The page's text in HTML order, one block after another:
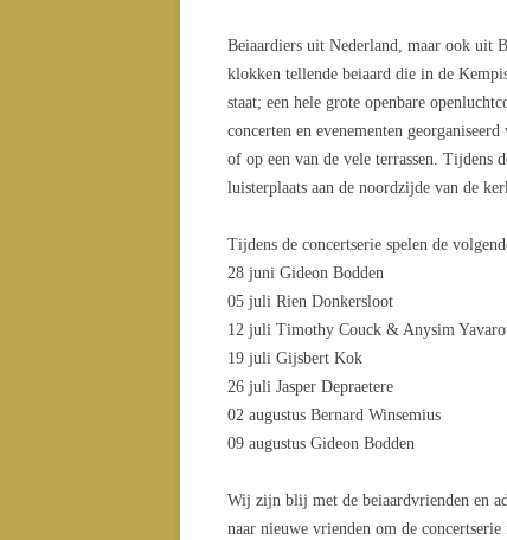
Beiaardiers uit Nederland, maar ook uit
klokken tellende beiaard die in de
staat; een hele grote openbare
concerten en evenementen
of op een van de vele terrassen. Tijdens
luisterplaats aan de noordzijde van de
Tijdens de concertserie spelen de
28 juni Gideon Bodden
05 juli Rien Donkersloot
12 juli Timothy Couck & Anysim
19 juli Gijsbert Kok
26 juli Jasper Depraetere
02 augustus Bernard Winsemius
09 augustus Gideon Bodden
Wij zijn blij met de beiaardvrienden en
naar nieuwe vrienden om de